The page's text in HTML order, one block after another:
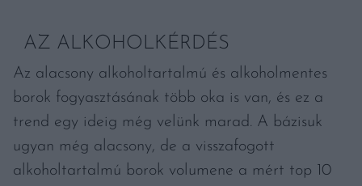
AZ ALKOHOLKÉRDÉS
Az alacsony alkoholtartalmú és alkoholmentes
borok fogyasztásának több oka is van, és ez a
trend egy ideig még velünk marad. A bázisuk
ugyan még alacsony, de a visszafogott
alkoholtartalmú borok volumene a mért top 10